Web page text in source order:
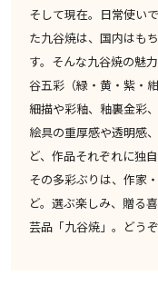
そして現在。日常使い
た九谷焼は、国内はも
す。そんな九谷焼の魅
谷五彩（緑・黄・紫・
細描や彩釉、釉裏金彩
絵具の重厚感や透明感
ど、作品それぞれに独
その多彩ぶりは、作家
ど。選ぶ楽しみ、贈る
芸品「九谷焼」。どう